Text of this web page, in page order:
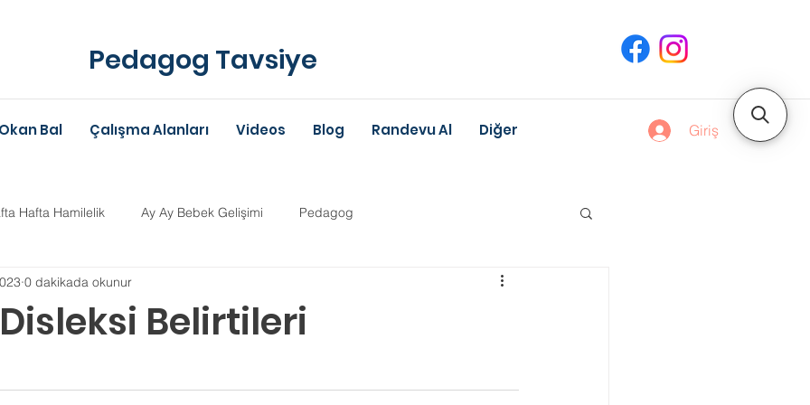
Pedagog Tavsiye
Okan Bal Çalışma Alanları Videos Blog Randevu Al Diğer Giriş
Hafta Hamilelik Ay Ay Bebek Gelişimi Pedagog
Anne-Baba Eğitimi
Belirtileri
0 dakikada okunur